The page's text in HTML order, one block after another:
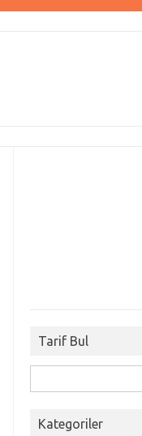
Tarif Bul
Kategoriler